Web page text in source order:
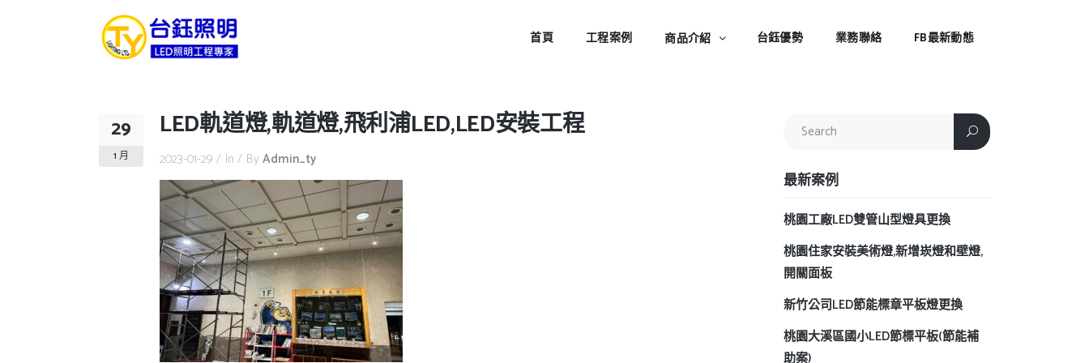
首頁 工程案例 商品介紹 台鈺優勢 業務聯絡 FB最新動態
29
1 月
LED軌道燈,軌道燈,飛利浦LED,LED安裝工程
2023-01-29 In By Admin_ty
最新案例
桃園工廠LED雙管山型燈具更換
桃園住家安裝美術燈,新增崁燈和壁燈,
開關面板
新竹公司LED節能標章平板燈更換
桃園大溪區國小LED節標平板(節能補
助案)